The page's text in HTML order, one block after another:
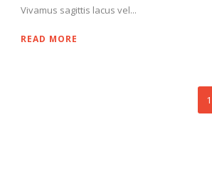
Vivamus sagittis lacus vel...
READ MORE
1